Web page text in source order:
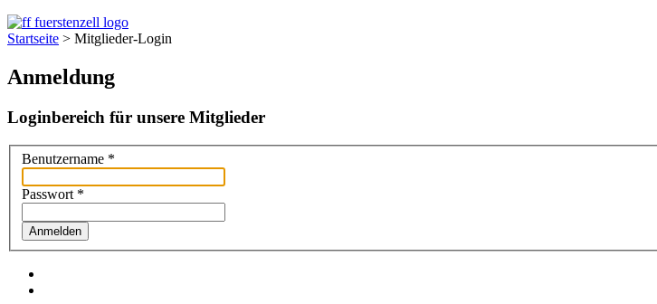
Startseite > Mitglieder-Login
Anmeldung
Loginbereich für unsere Mitglieder
Benutzername *
Passwort *
Anmelden